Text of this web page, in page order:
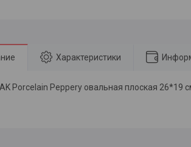
Характеристики
Porcelain Peppery овальная плоская 26*19